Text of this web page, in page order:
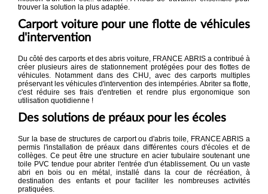
trouver la solution la plus adaptée.
Carport voiture pour une flotte de véhicules
d'intervention
Du côté des carports et des abris voiture, FRANCE ABRIS a contribué à
créer plusieurs aires de stationnement protégées pour des flottes de
véhicules. Notamment dans des CHU, avec des carports multiples
préservant les véhicules d'intervention des intempéries. Abriter sa flotte,
c'est réduire ses frais d'entretien et rendre plus ergonomique son
utilisation quotidienne !
Des solutions de préaux pour les écoles
Sur la base de structures de carport ou d'abris toile, FRANCE ABRIS a
permis l'installation de préaux dans différentes cours d'écoles et de
collèges. Ce peut être une structure en acier tubulaire soutenant une
toile PVC tendue pour abriter l'entrée d'un établissement. Ou un vaste
abri en bois ou en métal, installé dans la cour de récréation, à
destination des enfants et pour faciliter les nombreuses activités
pratiquées.